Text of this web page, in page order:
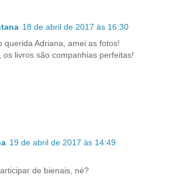
18 de abril de 2017 às 16:30
querida Adriana, amei as fotos!
os livros são companhias perfeitas!
19 de abril de 2017 às 14:49
de bienais, né?